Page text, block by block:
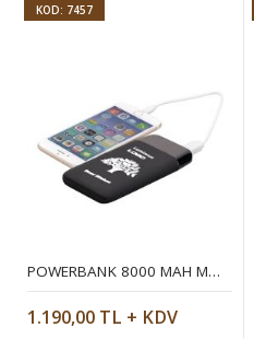
KOD: 7457
POWERBANK 8000 MAH MOBIL ŞARJ CIHAZI
1.190,00 TL + KDV